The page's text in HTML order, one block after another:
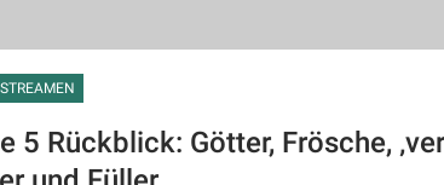
STREAMEN
5 Rückblick: Götter, Frösche,